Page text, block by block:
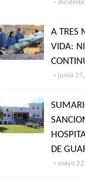
A TRES
VIDA:
junio
DE
mayo